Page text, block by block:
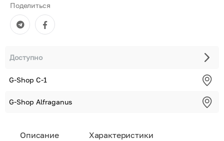
Поделиться
Доступно
G-Shop С-1
G-Shop Alfraganus
Описание Характеристики